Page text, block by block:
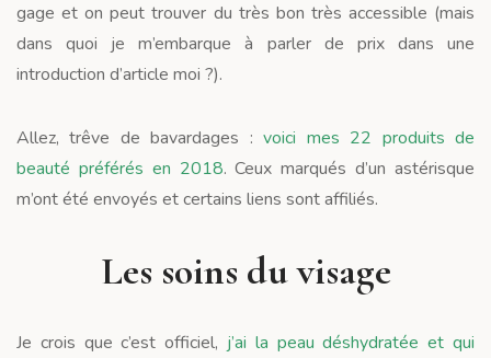
gage et on peut trouver du très bon très accessible (mais
dans quoi je m’embarque à parler de prix dans une
introduction d’article moi ?).
Allez, trêve de bavardages : voici mes 22 produits de
beauté préférés en 2018. Ceux marqués d’un astérisque
m’ont été envoyés et certains liens sont affiliés.
Les soins du visage
Je crois que c’est officiel, j’ai la peau déshydratée et qui